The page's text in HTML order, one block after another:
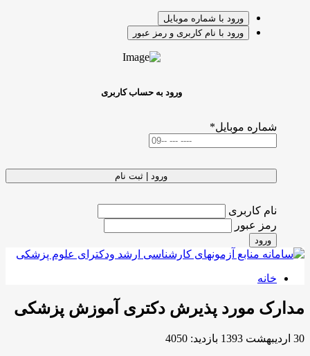
ورود با شماره موبایل
ورود با نام کاربری و رمز عبور
ورود به حساب کاربری
شماره موبایل*
ورود | ثبت نام
نام کاربری
رمز عبور
ورود
خانه
مدارک مورد پذیرش دکتری آموزش پزشکی
30 ارديبهشت 1393 بازدید: 4050